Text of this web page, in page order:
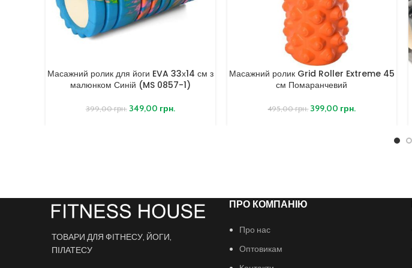
Масажний ролик для йоги EVA 33х14 см з
малюнком Синій (MS 0857-1)
399,00грн. 349,00 грн.
Масажний ролик Grid Roller Extreme 45
см Помаранчевий
495,00грн. 399,00 грн.
ТОВАРИ ДЛЯ ФІТНЕСУ, ЙОГИ,
ПІЛАТЕСУ
ПРО КОМПАНІЮ
Про нас
Оптовикам